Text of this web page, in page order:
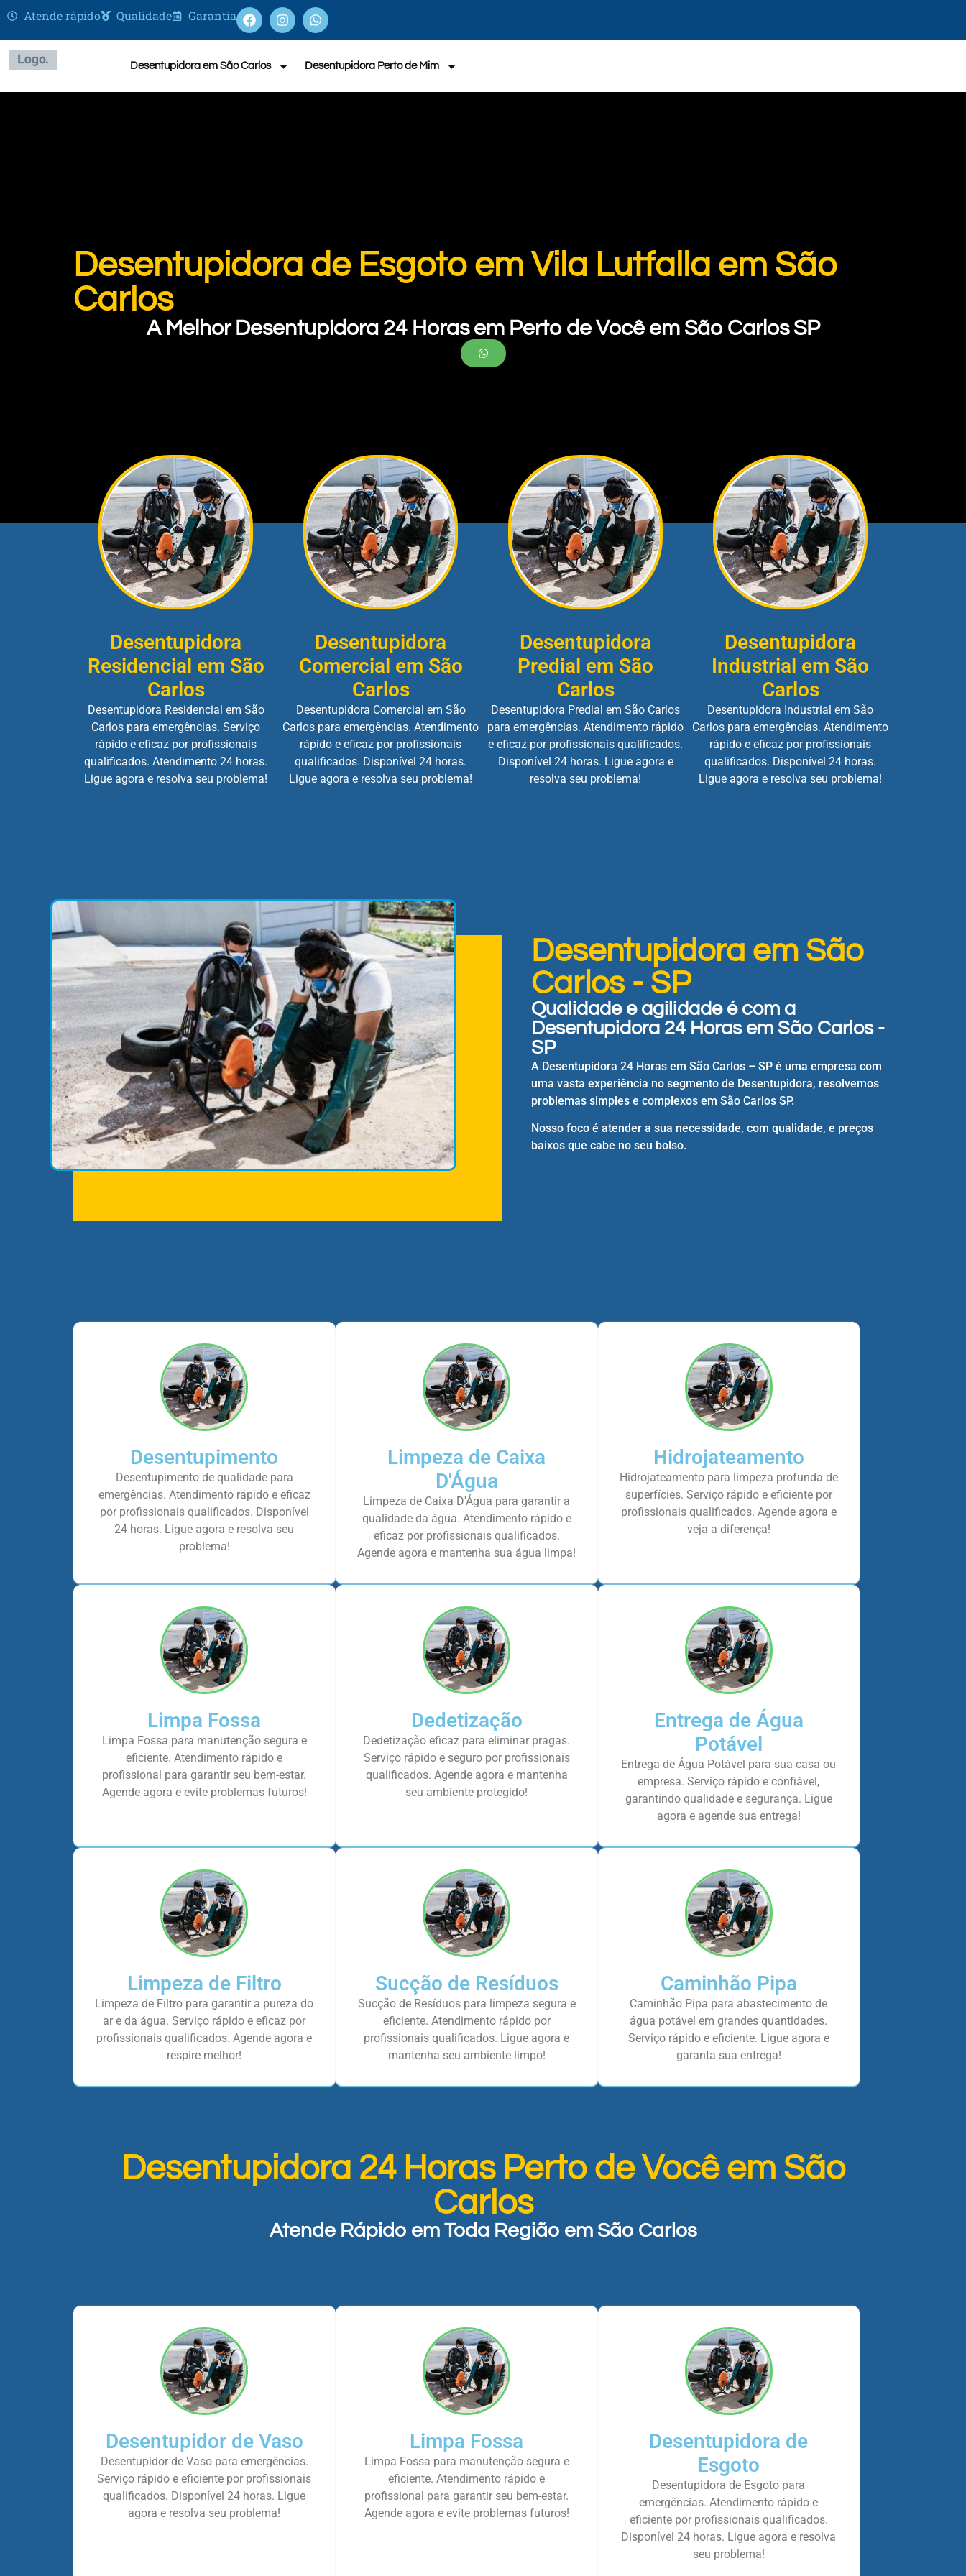
Atende rápido Qualidade Garantia
Desentupidora em São Carlos Desentupidora Perto de Mim
Desentupidora de Esgoto em Vila Lutfalla em São
Carlos
A Melhor Desentupidora 24 Horas em Perto de Você em São Carlos SP
Desentupidora
Residencial em São
Carlos
Desentupidora Residencial em São
Carlos para emergências. Serviço
rápido e eficaz por profissionais
qualificados. Atendimento 24 horas.
Ligue agora e resolva seu problema!
Desentupidora
Comercial em São
Carlos
Desentupidora Comercial em São
Carlos para emergências. Atendimento
rápido e eficaz por profissionais
qualificados. Disponível 24 horas.
Ligue agora e resolva seu problema!
Desentupidora
Predial em São
Carlos
Desentupidora Predial em São Carlos
para emergências. Atendimento rápido
e eficaz por profissionais qualificados.
Disponível 24 horas. Ligue agora e
resolva seu problema!
Desentupidora
Industrial em São
Carlos
Desentupidora Industrial em São
Carlos para emergências. Atendimento
rápido e eficaz por profissionais
qualificados. Disponível 24 horas.
Ligue agora e resolva seu problema!
Desentupidora em São
Carlos - SP
Qualidade e agilidade é com a
Desentupidora 24 Horas em São Carlos -
SP
A Desentupidora 24 Horas em São Carlos – SP é uma empresa com
uma vasta experiência no segmento de Desentupidora, resolvemos
problemas simples e complexos em São Carlos SP.
Nosso foco é atender a sua necessidade, com qualidade, e preços
baixos que cabe no seu bolso.
Desentupimento
Desentupimento de qualidade para
emergências. Atendimento rápido e eficaz
por profissionais qualificados. Disponível
24 horas. Ligue agora e resolva seu
problema!
Limpeza de Caixa
D'Água
Limpeza de Caixa D'Água para garantir a
qualidade da água. Atendimento rápido e
eficaz por profissionais qualificados.
Agende agora e mantenha sua água limpa!
Hidrojateamento
Hidrojateamento para limpeza profunda de
superfícies. Serviço rápido e eficiente por
profissionais qualificados. Agende agora e
veja a diferença!
Limpa Fossa
Limpa Fossa para manutenção segura e
eficiente. Atendimento rápido e
profissional para garantir seu bem-estar.
Agende agora e evite problemas futuros!
Dedetização
Dedetização eficaz para eliminar pragas.
Serviço rápido e seguro por profissionais
qualificados. Agende agora e mantenha
seu ambiente protegido!
Entrega de Água
Potável
Entrega de Água Potável para sua casa ou
empresa. Serviço rápido e confiável,
garantindo qualidade e segurança. Ligue
agora e agende sua entrega!
Limpeza de Filtro
Limpeza de Filtro para garantir a pureza do
ar e da água. Serviço rápido e eficaz por
profissionais qualificados. Agende agora e
respire melhor!
Sucção de Resíduos
Sucção de Resíduos para limpeza segura e
eficiente. Atendimento rápido por
profissionais qualificados. Ligue agora e
mantenha seu ambiente limpo!
Caminhão Pipa
Caminhão Pipa para abastecimento de
água potável em grandes quantidades.
Serviço rápido e eficiente. Ligue agora e
garanta sua entrega!
Desentupidora 24 Horas Perto de Você em São
Carlos
Atende Rápido em Toda Região em São Carlos
Desentupidor de Vaso
Desentupidor de Vaso para emergências.
Serviço rápido e eficiente por profissionais
qualificados. Disponível 24 horas. Ligue
agora e resolva seu problema!
Limpa Fossa
Limpa Fossa para manutenção segura e
eficiente. Atendimento rápido e
profissional para garantir seu bem-estar.
Agende agora e evite problemas futuros!
Desentupidora de
Esgoto
Desentupidora de Esgoto para
emergências. Atendimento rápido e
eficiente por profissionais qualificados.
Disponível 24 horas. Ligue agora e resolva
seu problema!